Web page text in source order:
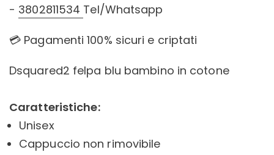
- 3802811534 Tel/Whatsapp
💳 Pagamenti 100% sicuri e criptati
Dsquared2 felpa blu bambino in cotone
Caratteristiche:
Unisex
Cappuccio non rimovibile